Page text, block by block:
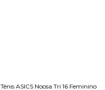
Tênis ASICS Noosa Tri 16 Feminino